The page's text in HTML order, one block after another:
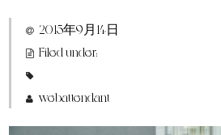
特定商取引法に基づく表示
2015年9月14日
Filed under:
webattendant